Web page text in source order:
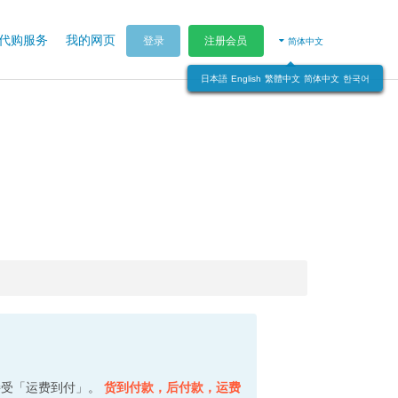
购服务 我的网页 登录 注册会员 简体中文
日本語 English 繁體中文 简体中文 한국어
「运费到付」。货到付款，后付款，运费